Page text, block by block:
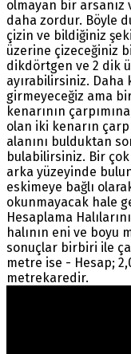
olmayan bir arsanız
daha zordur. Böyle
çizin ve bildiğiniz
üzerine çizeceğiniz
dikdörtgen ve 2 dik
ayırabilirsiniz.
girmeyeceğiz ama
kenarının
olan iki kenarın
alanını bulduktan
bulabilirsiniz. Bir çok
arka yüzeyinde
eskimeye bağlı
okunmayacak hale
Hesaplama
halının eni ve boyu
sonuçlar birbiri ile
metre ise - Hesap;
metrekaredir.